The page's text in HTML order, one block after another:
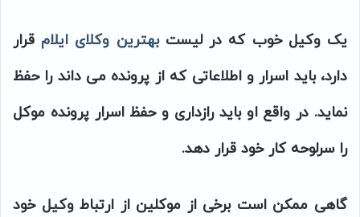
یک وکیل خوب که در لیستبهترین وکلای ایلام قرار
دارد، باید اسرار و اطلاعاتی که از پرونده می داند را حفظ
نماید. در واقع او باید رازداری و حفظ اسرار پرونده موکل
را سرلوحه کار خود قرار دهد.
گاهی ممکن است برخی از موکلین از ارتباطوکیل خود